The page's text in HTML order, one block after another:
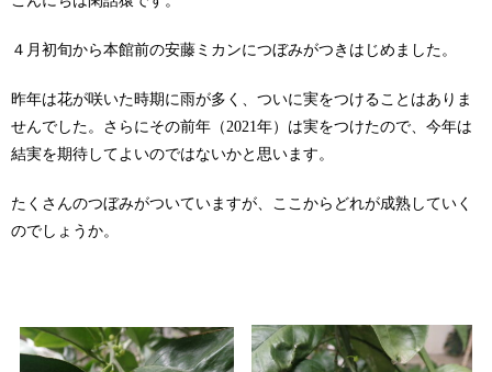
４月初旬から本館前の安藤ミカンにつぼみがつきはじめました。
昨年は花が咲いた時期に雨が多く、ついに実をつけることはありま
せんでした。さらにその前年（2021年）は実をつけたので、今年は
結実を期待してよいのではないかと思います。
たくさんのつぼみがついていますが、ここからどれが成熟していく
のでしょうか。